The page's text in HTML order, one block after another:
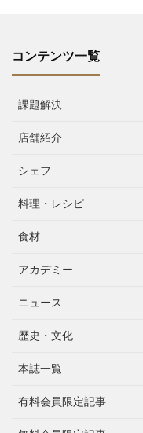
コンテンツ一覧
課題解決
店舗紹介
シェフ
料理・レシピ
食材
アカデミー
ニュース
歴史・文化
本誌一覧
有料会員限定記事